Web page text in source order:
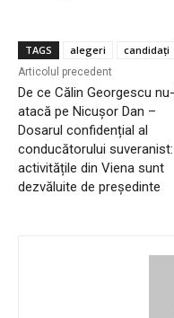
TAGS alegeri candidați
Articolul precedent
De ce Călin Georgescu
atacă pe Nicușor Dan –
Dosarul confidențial al
conducătorului suveranist:
activitățile din Viena sunt
dezvăluite de președinte